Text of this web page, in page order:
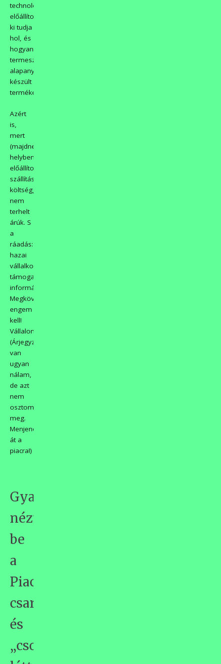
technológiával
előállított,
ki tudja
hol, és
hogyan
termesztett
alapanyagból
készült
termékek.
Azért
is,
mert
(majdnem)
helyben
előállított,
szállítási
költséggel
nem
terhelt
árúk. S
a
ráadás:
hazai
vállalkozást
támogató
információ.
Megkövezni
engem
kell!
Vállalom!
(Árjegyzék
van
ugyan
nálam,
de azt
nem
osztom
meg.
Menjenek
át a
piacra!)
Gyanútlanul
néztem
be
a
Piac-
csarnokba
és
„csodát”